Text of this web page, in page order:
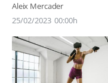
Aleix Mercader
25/02/2023 00:00h